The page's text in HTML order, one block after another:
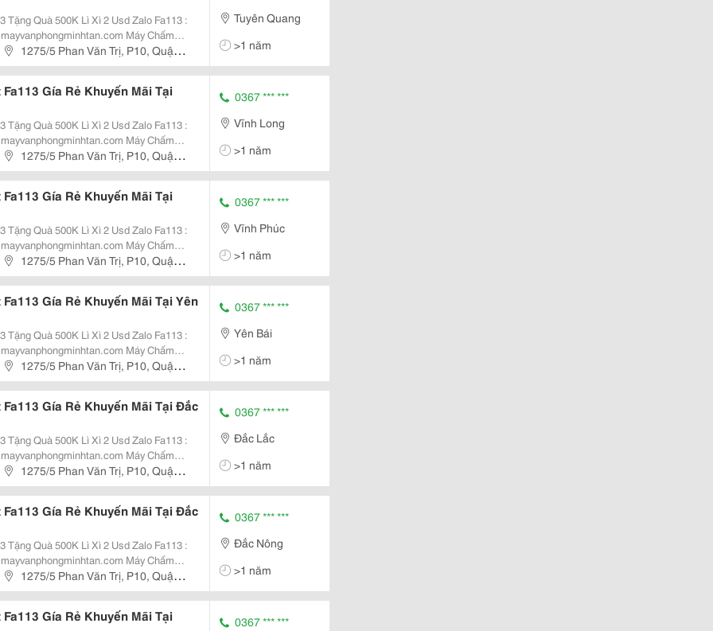
500K Lì Xì 2 Usd Zalo Fa113 :
Máy Chấm
Vân Tay Máy Chấm Công
Đến...
1275/5 Phan Văn Trị, P10, Quận
Tuyên Quang
>1 năm
Gía Rẻ Khuyến Mãi Tại
500K Lì Xì 2 Usd Zalo Fa113 :
Máy Chấm
Vân Tay Máy Chấm Công
Đến...
1275/5 Phan Văn Trị, P10, Quận
0367 *** ***
Vĩnh Long
>1 năm
Gía Rẻ Khuyến Mãi Tại
500K Lì Xì 2 Usd Zalo Fa113 :
Máy Chấm
Vân Tay Máy Chấm Công
Đến...
1275/5 Phan Văn Trị, P10, Quận
0367 *** ***
Vĩnh Phúc
>1 năm
Gía Rẻ Khuyến Mãi Tại Yên
500K Lì Xì 2 Usd Zalo Fa113 :
Máy Chấm
Vân Tay Máy Chấm Công
Đến...
1275/5 Phan Văn Trị, P10, Quận
0367 *** ***
Yên Bái
>1 năm
Gía Rẻ Khuyến Mãi Tại Đắc
500K Lì Xì 2 Usd Zalo Fa113 :
Máy Chấm
Vân Tay Máy Chấm Công
Đến...
1275/5 Phan Văn Trị, P10, Quận
0367 *** ***
Đắc Lắc
>1 năm
Gía Rẻ Khuyến Mãi Tại Đắc
500K Lì Xì 2 Usd Zalo Fa113 :
Máy Chấm
Vân Tay Máy Chấm Công
Đến...
1275/5 Phan Văn Trị, P10, Quận
0367 *** ***
Đắc Nông
>1 năm
Gía Rẻ Khuyến Mãi Tại
0367 *** ***